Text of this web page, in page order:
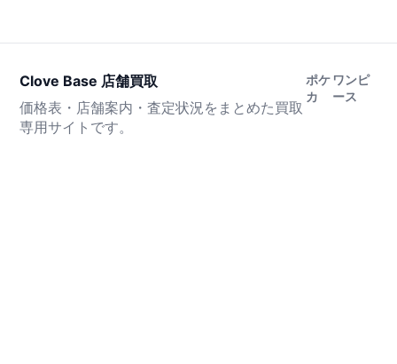
Clove Base 店舗買取
価格表・店舗案内・査定状況をまとめた買取
専用サイトです。
ポケ
カ
ワンピ
ース